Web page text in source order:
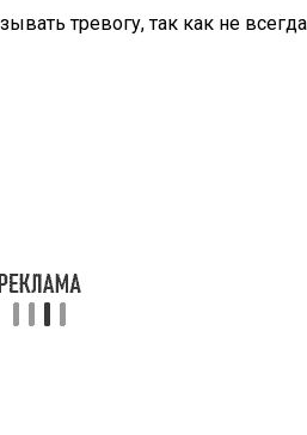
тревогу, так как не всегда